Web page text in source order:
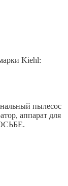
Kiehl:
пылесос
аппарат для